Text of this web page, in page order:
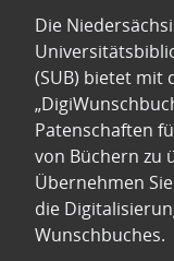
Die
(SUB) bietet mit
Patenschaften
von Büchern zu
Übernehmen
die
Wunschbuches.